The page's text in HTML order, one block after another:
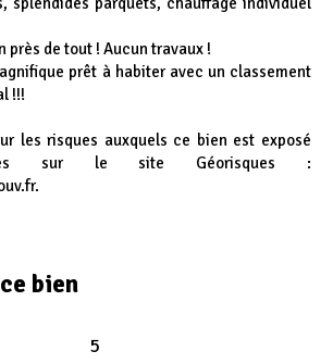
de tout ! Aucun travaux !
prêt à habiter avec un classement
!!!
les risques auxquels ce bien est exposé
sur le site Géorisques :
bien
5